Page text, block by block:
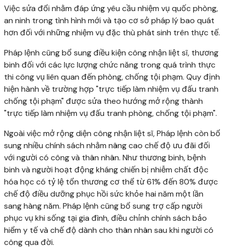
Việc sửa đổi nhằm đáp ứng yêu cầu nhiệm vụ quốc phòng,
an ninh trong tình hình mới và tạo cơ sở pháp lý bao quát
hơn đối với những nhiệm vụ đặc thù phát sinh trên thực tế.
Pháp lệnh cũng bổ sung điều kiện công nhận liệt sĩ, thương
binh đối với các lực lượng chức năng trong quá trình thực
thi công vụ liên quan đến phòng, chống tội phạm. Quy định
hiện hành về trường hợp "trực tiếp làm nhiệm vụ đấu tranh
chống tội phạm" được sửa theo hướng mở rộng thành
"trực tiếp làm nhiệm vụ đấu tranh phòng, chống tội phạm".
Ngoài việc mở rộng diện công nhận liệt sĩ, Pháp lệnh còn bổ
sung nhiều chính sách nhằm nâng cao chế độ ưu đãi đối
với người có công và thân nhân. Như thương binh, bệnh
binh và người hoạt động kháng chiến bị nhiễm chất độc
hóa học có tỷ lệ tổn thương cơ thể từ 61% đến 80% được
chế độ điều dưỡng phục hồi sức khỏe hai năm một lần
sang hàng năm. Pháp lệnh cũng bổ sung trợ cấp người
phục vụ khi sống tại gia đình, điều chỉnh chính sách bảo
hiểm y tế và chế độ dành cho thân nhân sau khi người có
công qua đời.